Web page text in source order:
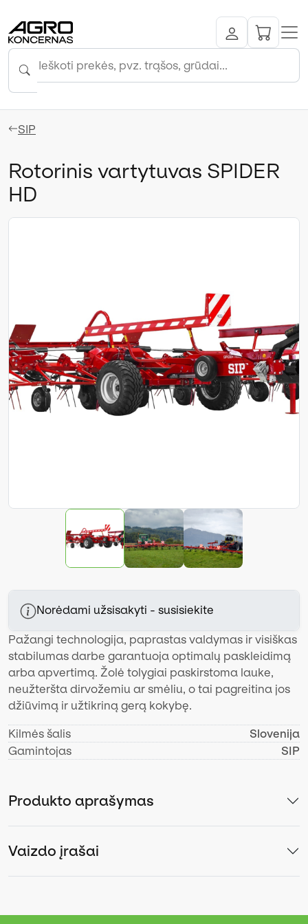
SIP
Rotorinis vartytuvas SPIDER
HD
Norėdami užsisakyti - susisiekite
Pažangi technologija, paprastas valdymas ir visiškas
stabilumas darbe garantuoja optimalų paskleidimą
arba apvertimą. Žolė tolygiai paskirstoma lauke,
neužteršta dirvožemiu ar smėliu, o tai pagreitina jos
džiūvimą ir užtikriną gerą kokybę.
Kilmės šalis
Slovenija
Gamintojas
SIP
Produkto aprašymas
Vaizdo įrašai